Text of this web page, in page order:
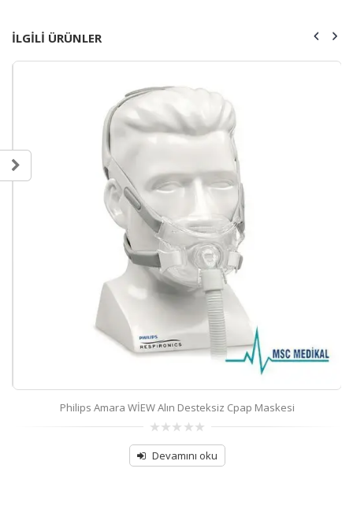
ILGILI ÜRÜNLER
Philips Amara WİEW Alın Desteksiz Cpap Maskesi
out
of
Devamını oku